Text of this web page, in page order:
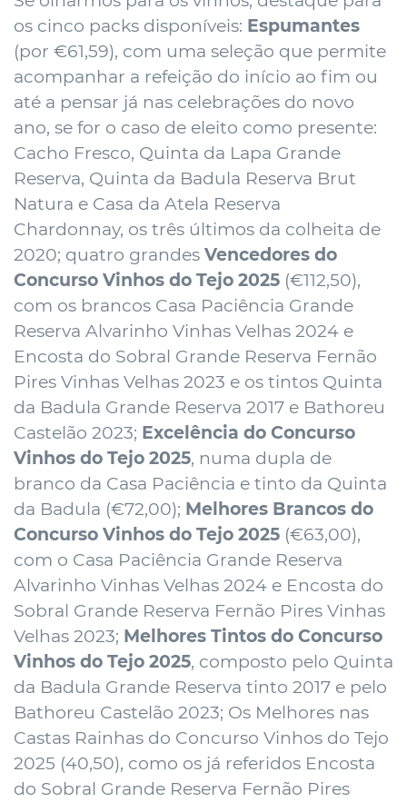
os cinco packs disponíveis: Espumantes
(por €61,59), com uma seleção que permite
acompanhar a refeição do início ao fim ou
até a pensar já nas celebrações do novo
ano, se for o caso de eleito como presente:
Cacho Fresco, Quinta da Lapa Grande
Reserva, Quinta da Badula Reserva Brut
Natura e Casa da Atela Reserva
Chardonnay, os três últimos da colheita de
2020; quatro grandes Vencedores do
Concurso Vinhos do Tejo 2025 (€112,50),
com os brancos Casa Paciência Grande
Reserva Alvarinho Vinhas Velhas 2024 e
Encosta do Sobral Grande Reserva Fernão
Pires Vinhas Velhas 2023 e os tintos Quinta
da Badula Grande Reserva 2017 e Bathoreu
Castelão 2023; Excelência do Concurso
Vinhos do Tejo 2025, numa dupla de
branco da Casa Paciência e tinto da Quinta
da Badula (€72,00); Melhores Brancos do
Concurso Vinhos do Tejo 2025 (€63,00),
com o Casa Paciência Grande Reserva
Alvarinho Vinhas Velhas 2024 e Encosta do
Sobral Grande Reserva Fernão Pires Vinhas
Velhas 2023; Melhores Tintos do Concurso
Vinhos do Tejo 2025, composto pelo Quinta
da Badula Grande Reserva tinto 2017 e pelo
Bathoreu Castelão 2023; Os Melhores nas
Castas Rainhas do Concurso Vinhos do Tejo
2025 (40,50), como os já referidos Encosta
do Sobral Grande Reserva Fernão Pires